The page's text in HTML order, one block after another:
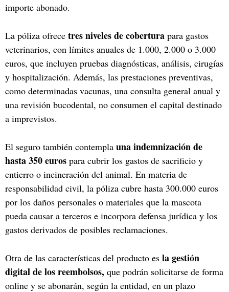
importe abonado.
La póliza ofrece tres niveles de cobertura para gastos
veterinarios, con límites anuales de 1.000, 2.000 o 3.000
euros, que incluyen pruebas diagnósticas, análisis, cirugías
y hospitalización. Además, las prestaciones preventivas,
como determinadas vacunas, una consulta general anual y
una revisión bucodental, no consumen el capital destinado
a imprevistos.
El seguro también contempla una indemnización de
hasta 350 euros para cubrir los gastos de sacrificio y
entierro o incineración del animal. En materia de
responsabilidad civil, la póliza cubre hasta 300.000 euros
por los daños personales o materiales que la mascota
pueda causar a terceros e incorpora defensa jurídica y los
gastos derivados de posibles reclamaciones.
Otra de las características del producto es la gestión
digital de los reembolsos, que podrán solicitarse de forma
online y se abonarán, según la entidad, en un plazo